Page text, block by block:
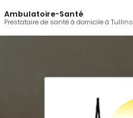
au
contenu
principal
Ambulatoire-Santé
Prestataire de santé à domicile à Tullins